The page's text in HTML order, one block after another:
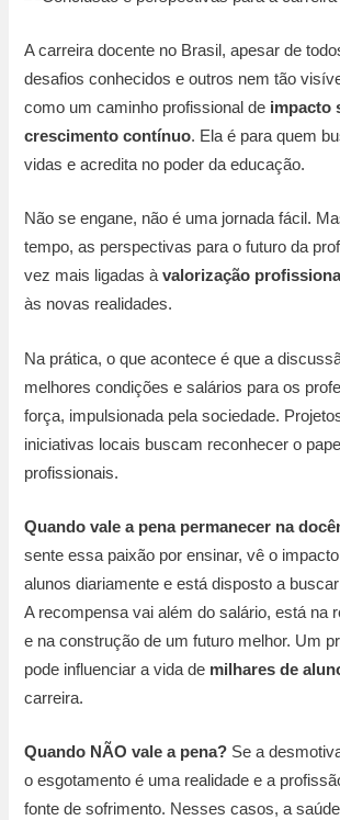
A carreira docente no Brasil, apesar de
desafios conhecidos e outros nem tão
como um caminho profissional de impacto
crescimento contínuo. Ela é para quem
vidas e acredita no poder da educação.
Não se engane, não é uma jornada fácil.
tempo, as perspectivas para o futuro da
vez mais ligadas àvalorização
às novas realidades.
Na prática, o que acontece é que a
melhores condições e salários para os
força, impulsionada pela sociedade.
iniciativas locais buscam reconhecer o
profissionais.
Quando vale a pena permanecer na
sente essa paixão por ensinar, vê o
alunos diariamente e está disposto a
A recompensa vai além do salário, está na
e na construção de um futuro melhor. Um
pode influenciar a vida de milhares de
carreira.
Quando NÃO vale a pena? Se a
o esgotamento é uma realidade e a
fonte de sofrimento. Nesses casos, a